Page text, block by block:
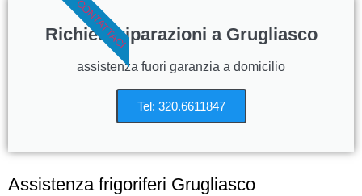
Richiedi riparazioni a Grugliasco
assistenza fuori garanzia a domicilio
Tel: 320.6611847
CONTATTACI
Assistenza frigoriferi Grugliasco